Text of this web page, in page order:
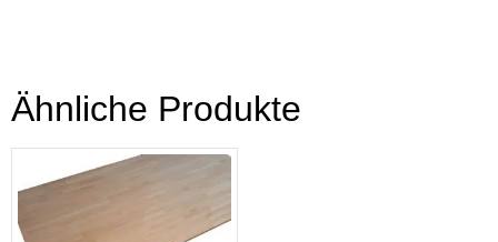
Ähnliche Produkte